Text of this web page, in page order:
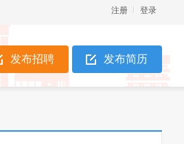
登录
注册
发布招聘 发布简历